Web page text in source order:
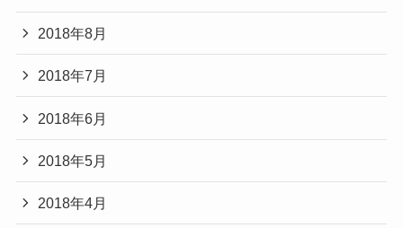
2018年8月
2018年7月
2018年6月
2018年5月
2018年4月